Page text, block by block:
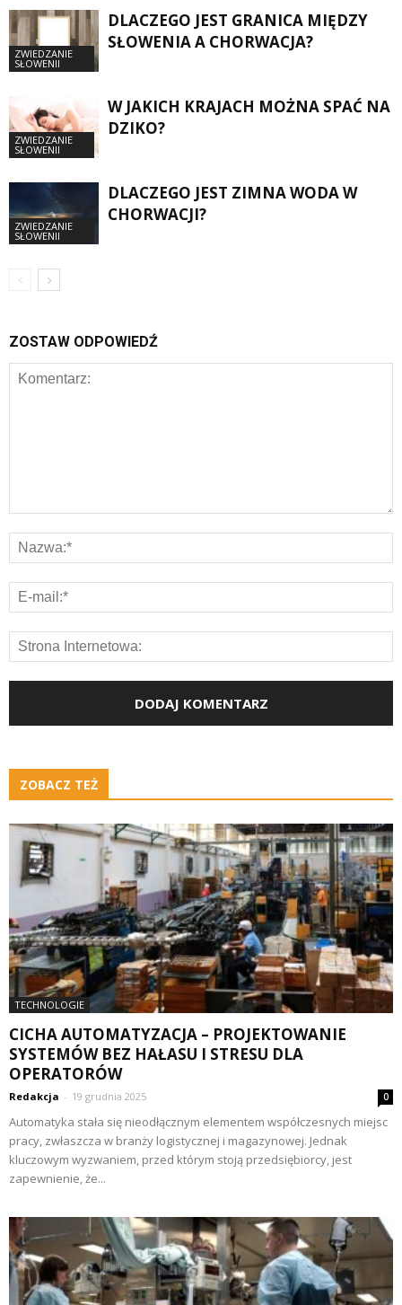
ZWIEDZANIE
SŁOWENII
DLACZEGO JEST GRANICA MIĘDZY
SŁOWENIA A CHORWACJA?
ZWIEDZANIE
SŁOWENII
W JAKICH KRAJACH MOŻNA SPAĆ NA
DZIKO?
ZWIEDZANIE
SŁOWENII
DLACZEGO JEST ZIMNA WODA W
CHORWACJI?
ZOSTAW ODPOWIEDŹ
ZOBACZ TEŻ
TECHNOLOGIE
CICHA AUTOMATYZACJA – PROJEKTOWANIE
SYSTEMÓW BEZ HAŁASU I STRESU DLA
OPERATORÓW
Redakcja - 19 grudnia 2025 0
Automatyka stała się nieodłącznym elementem współczesnych miejsc
pracy, zwłaszcza w branży logistycznej i magazynowej. Jednak
kluczowym wyzwaniem, przed którym stoją przedsiębiorcy, jest
zapewnienie, że...